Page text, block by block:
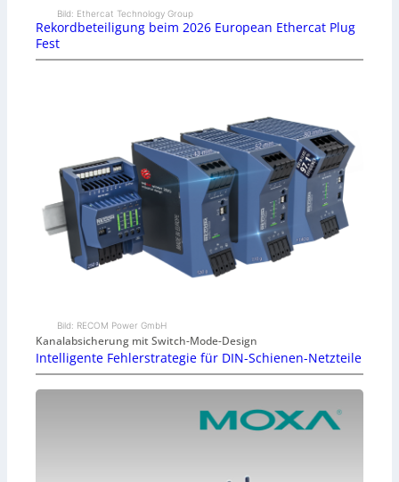
Bild: Ethercat Technology Group
Rekordbeteiligung beim 2026 European Ethercat Plug
Fest
Bild: RECOM Power GmbH
Kanalabsicherung mit Switch-Mode-Design
Intelligente Fehlerstrategie für DIN-Schienen-Netzteile